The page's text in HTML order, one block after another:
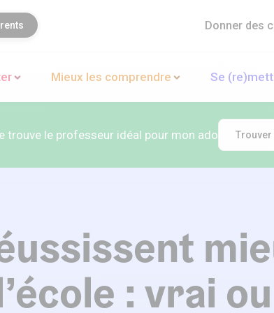
Donner des
Mieux les comprendre Se
trouve le professeur idéal pour mon ado
: vrai